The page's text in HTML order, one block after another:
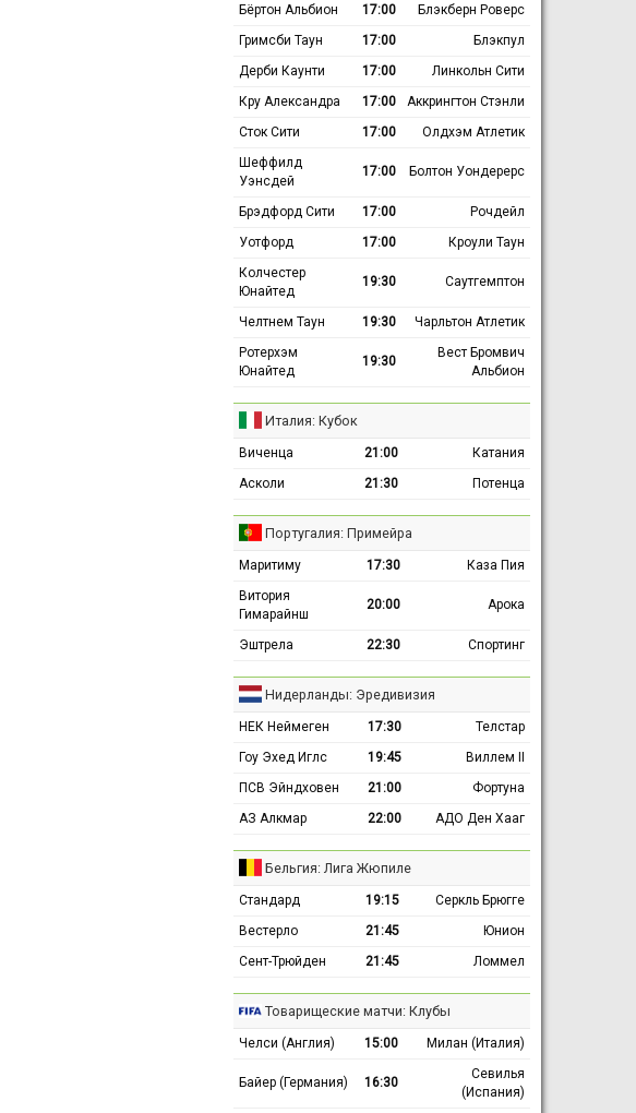
Бёртон Альбион 17:00
Блэкберн Роверс
Гримсби Таун
17:00
Блэкпул
Дерби Каунти
17:00
Линкольн Сити
Кру Александра
17:00
Аккрингтон Стэнли
Сток Сити
17:00
Олдхэм Атлетик
Шеффилд
Уэнсдей
17:00 Болтон Уондерерс
Брэдфорд Сити 17:00
Рочдейл
Уотфорд
17:00
Кроули Таун
Колчестер
Юнайтед
19:30 Саутгемптон
Челтнем Таун 19:30
Чарльтон Атлетик
Ротерхэм
Юнайтед
19:30
Вест Бромвич
Альбион
Италия: Кубок
Виченца 21:00
Катания
Асколи
21:30 Потенца
Португалия: Примейра
Маритиму 17:30
Каза Пия
Витория
Гимарайнш
20:00 Арока
Эштрела 22:30 Спортинг
Нидерланды: Эредивизия
НЕК Неймеген 17:30
Телстар
Гоу Эхед Иглс
19:45
Виллем II
ПСВ Эйндховен
21:00
Фортуна
АЗ Алкмар
22:00 АДО Ден Хааг
Бельгия: Лига Жюпиле
Стандард 19:15
Серкль Брюгге
Вестерло
21:45
Юнион
Сент-Трюйден
21:45 Ломмел
Товарищеские матчи: Клубы
Челси (Англия) 15:00 Милан (Италия)
Байер (Германия) 16:30
Севилья
(Испания)